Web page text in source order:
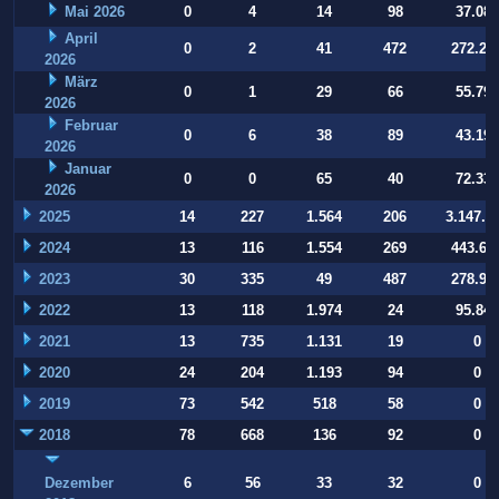
Mai 2026 0 4 14 98
37.084
April
2026
0 2 41 472
März
2026
0 1 29 66
55.794
Februar
2026
0 6 38 89
43.197
Januar
2026
0 0 65 40 72.332
2025 14 227 1.564 206
2024
13 116 1.554 269
2023
30 335 49 487
2022
13 118 1.974 24
95.847
2021
13 735 1.131 19
0
2020
24 204 1.193 94
0
2019
73 542 518 58
0
2018
78 668 136 92 0
Dezember
6 56 33 32 0